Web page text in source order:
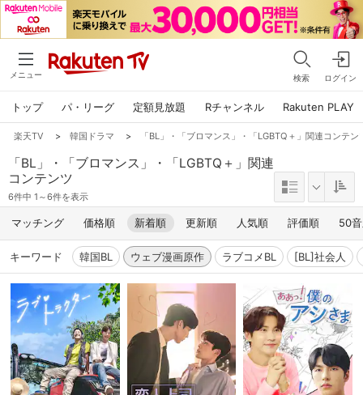
メニュー 検索 ログイン
トップ パ・リーグ 定額見放題 Rチャンネル Rakuten PLAY
楽天TV > 韓国ドラマ > 「BL」・「ブロマンス」・「LGBTQ＋」関連コンテ
「BL」・「ブロマンス」・「LGBTQ＋」関連
コンテンツ
6件中 1～6件を表示
マッチング 価格順 新着順 更新順 人気順 評価順 50
キーワード 韓国BL ウェブ漫画原作 ラブコメBL [BL]社会人